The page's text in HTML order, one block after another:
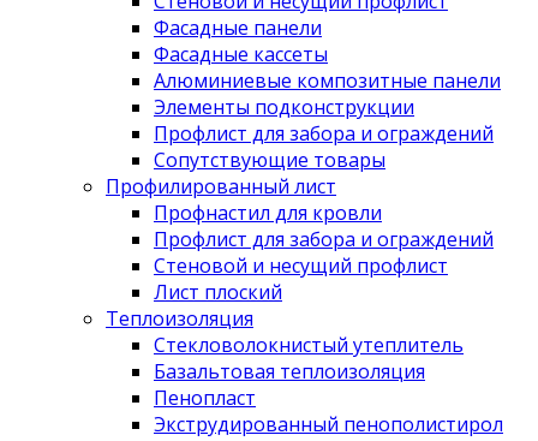
Фасадные панели
Фасадные кассеты
Алюминиевые композитные панели
Элементы подконструкции
Профлист для забора и ограждений
Сопутствующие товары
Профилированный лист
Профнастил для кровли
Профлист для забора и ограждений
Стеновой и несущий профлист
Лист плоский
Теплоизоляция
Стекловолокнистый утеплитель
Базальтовая теплоизоляция
Пенопласт
Экструдированный пенополистирол